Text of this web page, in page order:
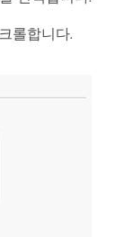
롤합니다.